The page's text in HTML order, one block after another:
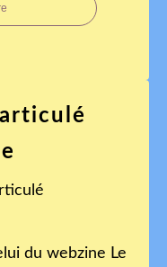
du webzine Le